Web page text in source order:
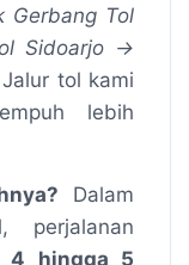
Gerbang Tol
Sidoarjo →
Jalur tol kami
lebih
Dalam
perjalanan
4 hingga 5